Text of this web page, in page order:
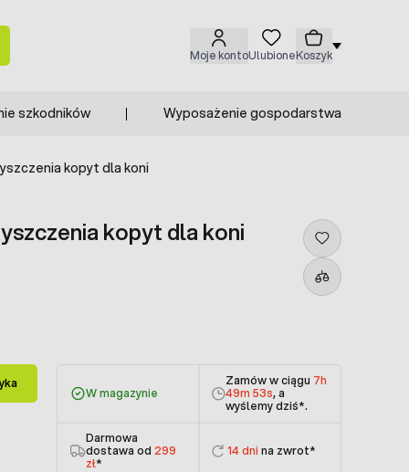
Moje kontoUlubioneKoszyk
szkodników Wyposażenie gospodarstwa
kopyt dla koni
kopyt dla koni
W magazynie
Zamów w ciągu 7h
49m 53s, a
wyślemy dziś*.
Darmowa
dostawa od 299
zł*
14 dni na zwrot*